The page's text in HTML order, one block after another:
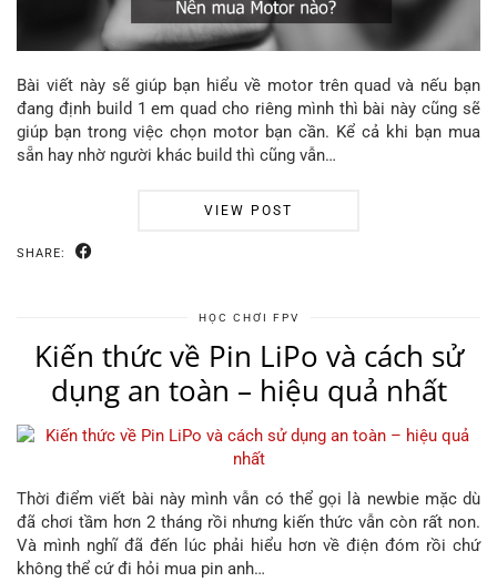
Bài viết này sẽ giúp bạn hiểu về motor trên quad và nếu bạn
đang định build 1 em quad cho riêng mình thì bài này cũng sẽ
giúp bạn trong việc chọn motor bạn cần. Kể cả khi bạn mua
sẵn hay nhờ người khác build thì cũng vẫn…
VIEW POST
SHARE:
HỌC CHƠI FPV
Kiến thức về Pin LiPo và cách sử
dụng an toàn – hiệu quả nhất
Thời điểm viết bài này mình vẫn có thể gọi là newbie mặc dù
đã chơi tầm hơn 2 tháng rồi nhưng kiến thức vẫn còn rất non.
Và mình nghĩ đã đến lúc phải hiểu hơn về điện đóm rồi chứ
không thể cứ đi hỏi mua pin anh…